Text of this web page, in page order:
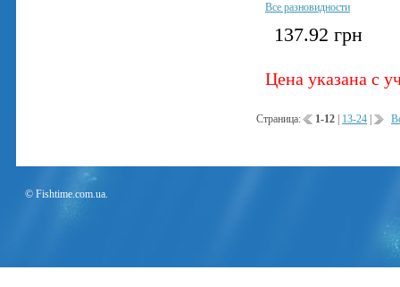
Все разновидности
137.92 грн
Цена указана с
Страница: 1-12 13-24
© Fishtime.com.ua.